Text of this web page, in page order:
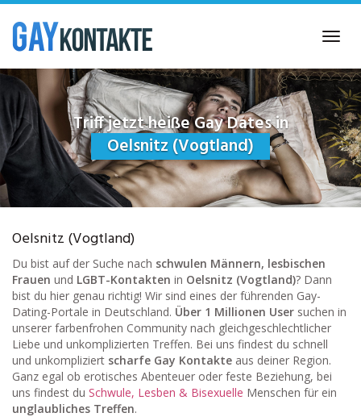
Skip
main
content
Triff jetzt heiße Gay Dates in
Oelsnitz (Vogtland)
Oelsnitz (Vogtland)
Du bist auf der Suche nach schwulen Männern, lesbischen
Frauen und LGBT-Kontakten in Oelsnitz (Vogtland)? Dann
bist du hier genau richtig! Wir sind eines der führenden Gay-
Dating-Portale in Deutschland. Über 1 Millionen User suchen in
unserer farbenfrohen Community nach gleichgeschlechtlicher
Liebe und unkomplizierten Treffen. Bei uns findest du schnell
und unkompliziert scharfe Gay Kontakte aus deiner Region.
Ganz egal ob erotisches Abenteuer oder feste Beziehung, bei
uns findest du Schwule, Lesben & Bisexuelle Menschen für ein
unglaubliches Treffen.